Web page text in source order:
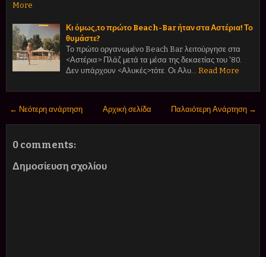
More
Κι όμως,το πρώτο Beach-Bar ήταν στα Αστέρια! Το
θυμάστε?
Το πρώτο οργανωμένο Beach Bar λειτούργησε στα
<Αστέρια> Πλάζ μετά τα μέσα της δεκαετίας του '80.
Δεν υπάρχουν <Αλυκές>τότε. Οι Αλυ… Read More
← Νεότερη ανάρτηση Παλαιότερη Ανάρτηση →
Αρχική σελίδα
0 comments:
Δημοσίευση σχολίου